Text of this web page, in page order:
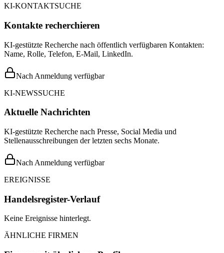
KI-KONTAKTSUCHE
Kontakte recherchieren
KI-gestützte Recherche nach öffentlich verfügbaren Kontakten:
Name, Rolle, Telefon, E-Mail, LinkedIn.
Nach Anmeldung verfügbar
KI-NEWSSUCHE
Aktuelle Nachrichten
KI-gestützte Recherche nach Presse, Social Media und
Stellenausschreibungen der letzten sechs Monate.
Nach Anmeldung verfügbar
EREIGNISSE
Handelsregister-Verlauf
Keine Ereignisse hinterlegt.
ÄHNLICHE FIRMEN